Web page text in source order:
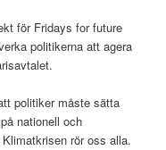
för Fridays for future
politikerna att agera
politiker måste sätta
nationell och
rör oss alla.